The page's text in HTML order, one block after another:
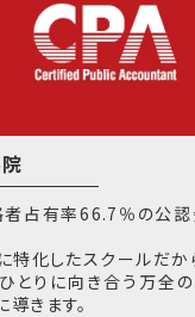
占有率66.7％の公認
特化したスクールだか
とりに向き合う万全
きます。